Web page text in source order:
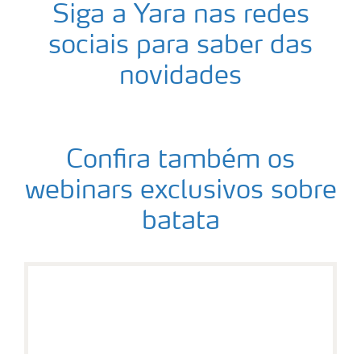
Siga a Yara nas redes
sociais para saber das
novidades
Confira também os
webinars exclusivos sobre
batata